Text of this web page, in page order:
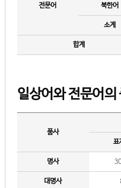
전문어 북한어
소계
합계
일상어와 전문어의
품사
표
명사
대명사